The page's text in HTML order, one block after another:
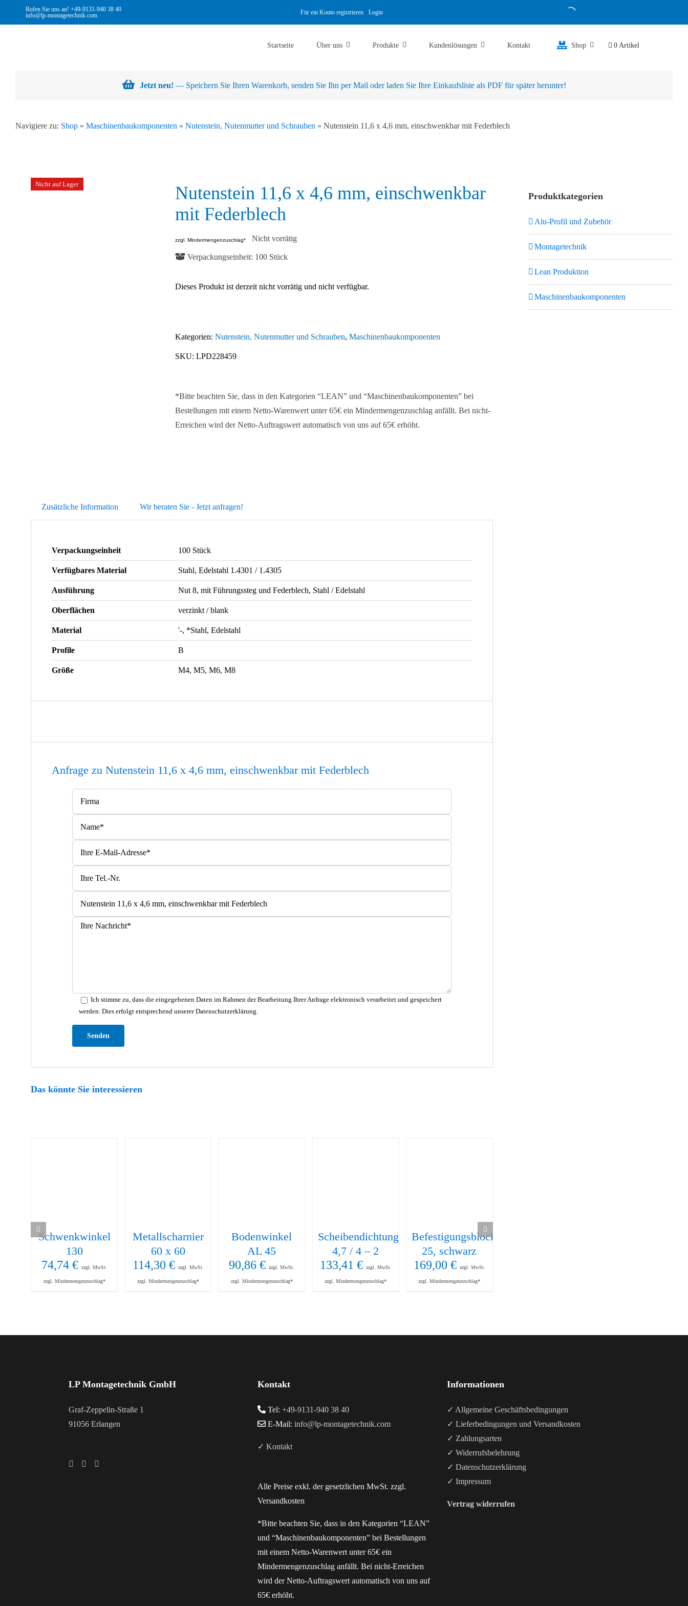
Rufen Sie uns an! +49-9131-940 38 40
info@lp-montagetechnik.com
Für ein Konto registrieren Login
Startseite Über uns Produkte Kundenlösungen Kontakt Shop 0 Artikel
Jetzt neu! — Speichern Sie Ihren Warenkorb, senden Sie Ihn per Mail oder laden Sie Ihre Einkaufsliste als PDF für später herunter!
Navigiere zu: Shop» Maschinenbaukomponenten » Nutenstein, Nutenmutter und Schrauben » Nutenstein 11,6 x 4,6 mm, einschwenkbar mit Federblech
Nicht auf Lager
Nutenstein 11,6 x 4,6 mm, einschwenkbar
mit Federblech
zzgl. Mindermengenzuschlag* Nicht vorrätig
Verpackungseinheit: 100 Stück
Dieses Produkt ist derzeit nicht vorrätig und nicht verfügbar.
Kategorien: Nutenstein, Nutenmutter und Schrauben, Maschinenbaukomponenten
SKU: LPD228459
*Bitte beachten Sie, dass in den Kategorien “LEAN” und “Maschinenbaukomponenten” bei
Bestellungen mit einem Netto-Warenwert unter 65€ ein Mindermengenzuschlag anfällt. Bei nicht-
Erreichen wird der Netto-Auftragswert automatisch von uns auf 65€ erhöht.
Zusätzliche Information Wir beraten Sie - Jetzt anfragen!
Verpackungseinheit 100 Stück
Verfügbares Material Stahl, Edelstahl 1.4301 / 1.4305
Ausführung Nut 8, mit Führungssteg und Federblech, Stahl / Edelstahl
Oberflächen verzinkt / blank
Material '-, *Stahl, Edelstahl
Profile B
Größe M4, M5, M6, M8
Anfrage zu Nutenstein 11,6 x 4,6 mm, einschwenkbar mit Federblech
Ich stimme zu, dass die eingegebenen Daten im Rahmen der Bearbeitung Ihrer Anfrage elektronisch verarbeitet und gespeichert
werden. Dies erfolgt entsprechend unserer Datenschutzerklärung.
Das könnte Sie interessieren
Schwenkwinkel
130
74,74€ zzgl. MwSt.
zzgl. Mindermengenzuschlag*
Metallscharnier
60 x 60
114,30 € zzgl. MwSt.
zzgl. Mindermengenzuschlag*
Bodenwinkel
AL 45
90,86€ zzgl. MwSt.
zzgl. Mindermengenzuschlag*
Scheibendichtung
4,7 / 4 – 2
133,41 € zzgl. MwSt.
zzgl. Mindermengenzuschlag*
Befestigungsblock
25, schwarz
169,00 € zzgl. MwSt.
zzgl. Mindermengenzuschlag*
Produktkategorien
Alu-Profil und Zubehör
Montagetechnik
Lean Produktion
Maschinenbaukomponenten
LP Montagetechnik GmbH
Graf-Zeppelin-Straße 1
91056 Erlangen
Kontakt
Tel:+49-9131-940 38 40
E-Mail:info@lp-montagetechnik.com
✓ Kontakt
Alle Preise exkl. der gesetzlichen MwSt. zzgl.
Versandkosten
*Bitte beachten Sie, dass in den Kategorien “LEAN”
und “Maschinenbaukomponenten” bei Bestellungen
mit einem Netto-Warenwert unter 65€ ein
Mindermengenzuschlag anfällt. Bei nicht-Erreichen
wird der Netto-Auftragswert automatisch von uns auf
65€ erhöht.
Informationen
✓ Allgemeine Geschäftsbedingungen
✓ Lieferbedingungen und Versandkosten
✓ Zahlungsarten
✓ Widerrufsbelehrung
✓ Datenschutzerklärung
✓ Impressum
Vertrag widerrufen